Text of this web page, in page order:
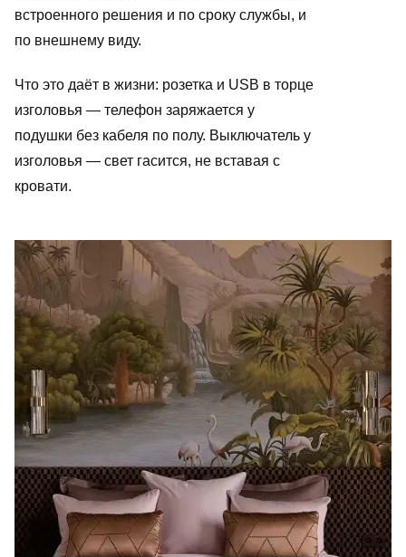
встроенного решения и по сроку службы, и
по внешнему виду.
Что это даёт в жизни: розетка и USB в торце
изголовья — телефон заряжается у
подушки без кабеля по полу. Выключатель у
изголовья — свет гасится, не вставая с
кровати.